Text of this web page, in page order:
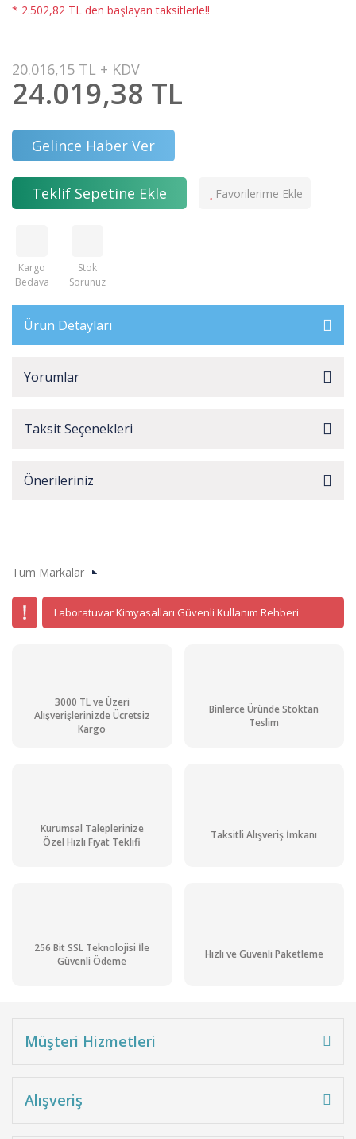
* 2.502,82 TL den başlayan taksitlerle!!
20.016,15 TL + KDV
24.019,38 TL
Gelince Haber Ver
Teklif Sepetine Ekle
Kargo
Bedava
Stok
Sorunuz
Ürün Detayları
Yorumlar
Taksit Seçenekleri
Önerileriniz
Tüm Markalar
Laboratuvar Kimyasalları Güvenli Kullanım Rehberi
3000 TL ve Üzeri
Alışverişlerinizde Ücretsiz
Kargo
Binlerce Üründe Stoktan
Teslim
Kurumsal Taleplerinize
Özel Hızlı Fiyat Teklifi
Taksitli Alışveriş İmkanı
256 Bit SSL Teknolojisi İle
Güvenli Ödeme
Hızlı ve Güvenli Paketleme
Müşteri Hizmetleri
Alışveriş